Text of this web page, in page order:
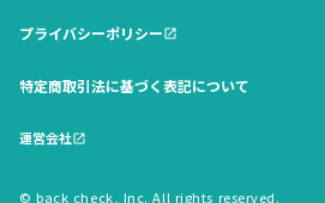
プライバシーポリシーopen_in_new
特定商取引法に基づく表記について
運営会社open_in_new
© back check, Inc. All rights reserved.